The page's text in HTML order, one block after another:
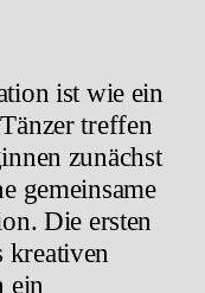
ist wie ein
treffen
zunächst
gemeinsame
Die ersten
kreativen
ein